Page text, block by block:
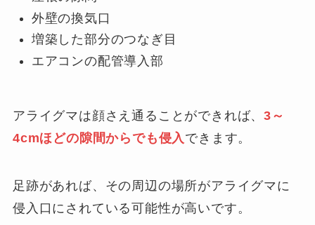
外壁の換気口
増築した部分のつなぎ目
エアコンの配管導入部
アライグマは顔さえ通ることができれば、3～
4cmほどの隙間からでも侵入 できます。
足跡があれば、その周辺の場所がアライグマに
侵入口にされている可能性が高いです。